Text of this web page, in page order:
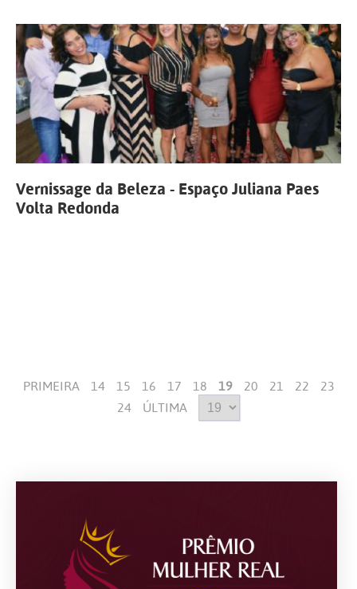
Vernissage da Beleza - Espaço Juliana Paes
Volta Redonda
PRIMEIRA 14 15 16 17 18 19 20 21 22
23
24
ÚLTIMA